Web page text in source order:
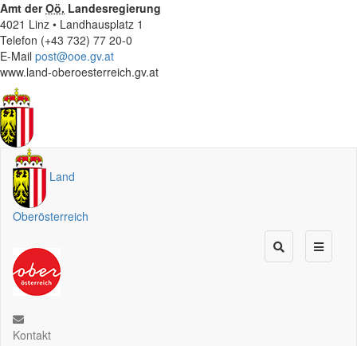
Amt derOö. Landesregierung
4021 Linz • Landhausplatz 1
Telefon (+43 732) 77 20-0
E-Mail post@ooe.gv.at
www.land-oberoesterreich.gv.at
Land
Oberösterreich
Kontakt